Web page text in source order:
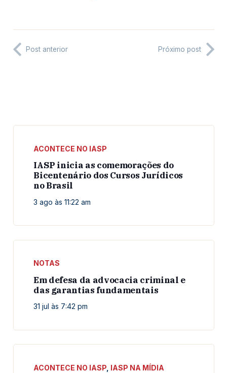
Post anterior Próximo post
ACONTECE NO IASP
IASP inicia as comemorações do
Bicentenário dos Cursos Jurídicos
no Brasil
3 ago às 11:22 am
NOTAS
Em defesa da advocacia criminal e
das garantias fundamentais
31 jul às 7:42 pm
ACONTECE NO IASP IASP NA MÍDIA